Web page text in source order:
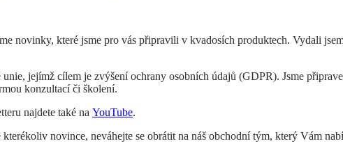
novinky, které jsme pro vás připravili v kvadosích produktech. Vydali
jejímž cílem je zvýšení ochrany osobních údajů (GDPR). Jsme
konzultací či školení.
najdete také na YouTube.
novince, neváhejte se obrátit na náš obchodní tým, který Vám